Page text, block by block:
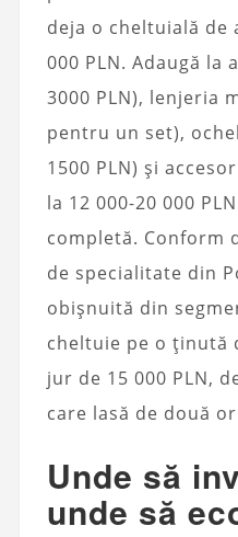
deja o cheltuială de
000 PLN. Adaugă la
3000 PLN), lenjeria
pentru un set),
1500 PLN) și
la 12 000-20 000
completă. Conform
de specialitate din
obișnuită din
cheltuie pe o ținută
jur de 15 000 PLN,
care lasă de două
Unde să
unde să